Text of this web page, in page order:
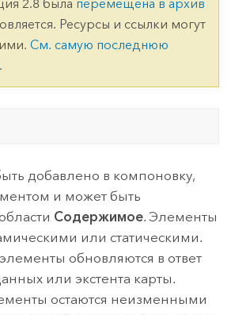
2.8 была перемещена в архив
Ресурсы и ссылки могут
См. самую последнюю
.
добавлено в компоновку,
и может быть
Содержимое. Элементы
или статическими.
обновляются в ответ
или экстента карты.
остаются неизменными